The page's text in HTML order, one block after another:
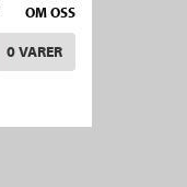
OM OSS
0VARER